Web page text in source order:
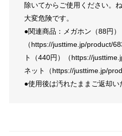
除いてからご使用ください。
大変危険です。
●関連商品：メガホン（88円）
（https://justtime.jp/product/
ト（440円）（https://
ネット（https://justtime.jp/
●使用後は汚れたままご返却い